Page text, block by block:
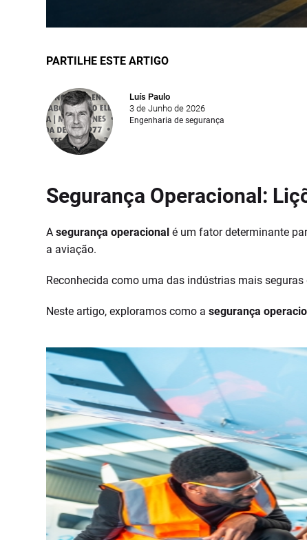
PARTILHE ESTE ARTIGO
Luís Paulo
3 de Junho de 2026
Engenharia de segurança
Segurança Operacional:
Asegurança operacionalé um fator determinante
a aviação.
Reconhecida como uma das indústrias mais
Neste artigo, exploramos como asegurança